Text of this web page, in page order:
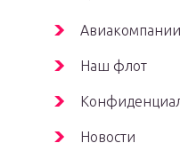
Наш флот
Новости